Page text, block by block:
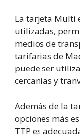
La tarjeta Multi
utilizadas,
medios de
tarifarias de
puede ser
cercanías y
Además de la
opciones más
TTP es